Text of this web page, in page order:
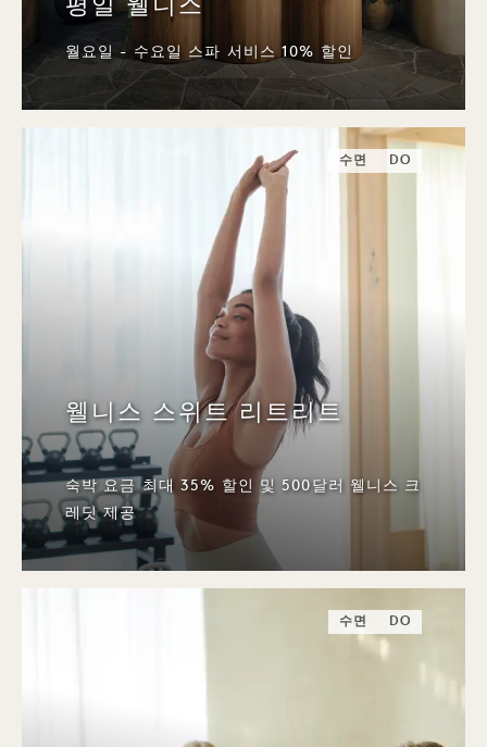
월요일 - 수요일 스파 서비스 10% 할인
수면 DO
웰니스 스위트 리트리트
숙박 요금 최대 35% 할인 및 500달러 웰니스 크
레딧 제공
수면 DO